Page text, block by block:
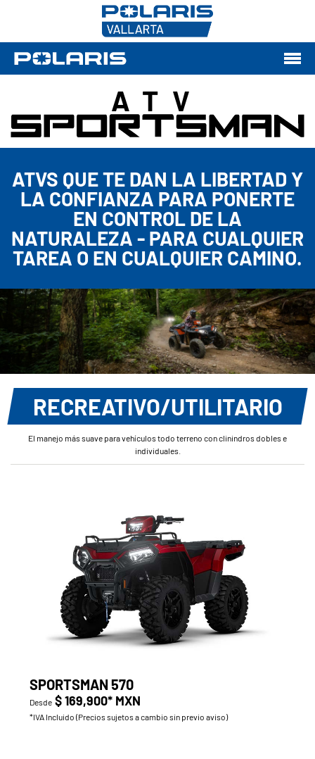
ATV
ATVS QUE TE DAN LA LIBERTAD Y
LA CONFIANZA PARA PONERTE
EN CONTROL DE LA
NATURALEZA - PARA CUALQUIER
TAREA O EN CUALQUIER CAMINO.
RECREATIVO/UTILITARIO
El manejo más suave para vehículos todo terreno con clinindros dobles e
individuales.
SPORTSMAN 570
Desde $ 169,900* MXN
*IVA Incluido (Precios sujetos a cambio sin previo aviso)